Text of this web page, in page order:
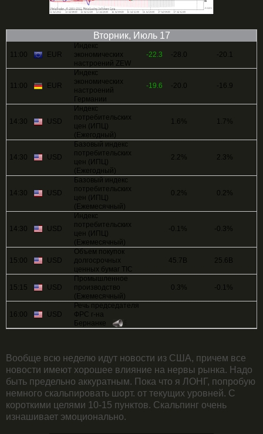
Вторник, Июль 17
11:00 EUR
Индекс
экономических
настроений ZEW
-22.3 -28.0 -20.1
11:00 EUR
Индекс
экономических
настроений
Германии
-19.6 -20.0 -16.9
14:30 USD
Индекс
потребительских
цен (ИПЦ)
(Ежегодный)
1.6% 1.7%
14:30 USD
Базовый индекс
потребительских
цен (ИПЦ)
(Ежегодный)
2.2% 2.3%
14:30 USD
Базовый индекс
потребительских
цен (ИПЦ)
(Ежемесячный)
0.2% 0.2%
14:30 USD
Индекс
потребительских
цен (ИПЦ)
(Ежемесячный)
-0.1% -0.3%
15:00 USD
Объем покупок
долгосрочных
ценных бумаг TIC
45.7B 25.6B
15:15 USD
Промышленное
производство
(Ежемесячный)
0.3% -0.1%
16:00 USD
Речь председателя
ФРС г-на
Бернанке
Вообще всю неделю идут новости из США, причем все
новости имеют хорошее влияние на нервы рынка. Надо
быть предельно аккуратным. Пока что я ЛОНГ, попробую
немного скальпировать шорт. от текущих уровней. С
короткими целями 10-15 пунктов. Скальпинг очень
изнашивает эмоционально.